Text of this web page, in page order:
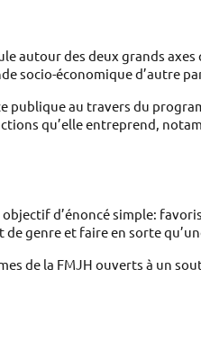
autour des deux grands
socio-économique d’autre
publique au travers du
qu’elle entreprend,
d’énoncé simple:
de genre et faire en sorte